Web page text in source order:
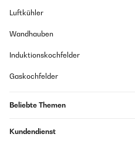
Luftkühler
Wandhauben
Induktionskochfelder
Gaskochfelder
Beliebte Themen
Kundendienst